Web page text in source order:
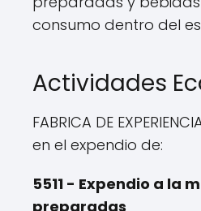
consumo dentro del
Actividades
FABRICA DE
en el expendio de:
5511 - Expendio a la
preparadas